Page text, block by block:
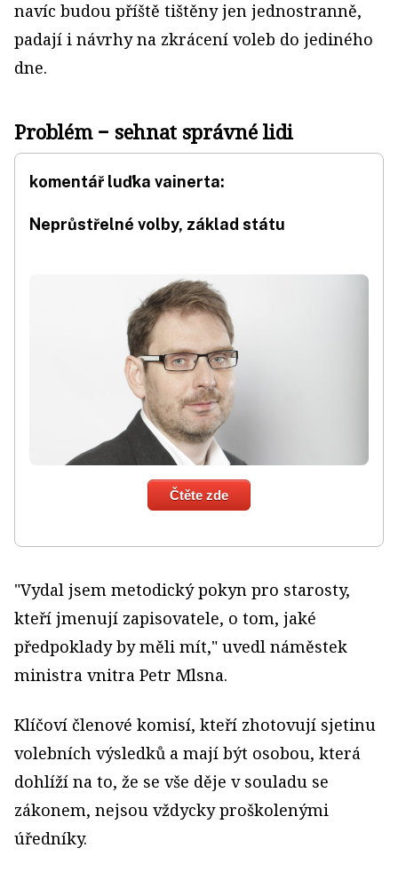
navíc budou příště tištěny jen jednostranně,
padají i návrhy na zkrácení voleb do jediného
dne.
Problém − sehnat správné lidi
komentář luďka vainerta:
Neprůstřelné volby, základ státu
Čtěte zde
"Vydal jsem metodický pokyn pro starosty,
kteří jmenují zapisovatele, o tom, jaké
předpoklady by měli mít," uvedl náměstek
ministra vnitra Petr Mlsna.
Klíčoví členové komisí, kteří zhotovují sjetinu
volebních výsledků a mají být osobou, která
dohlíží na to, že se vše děje v souladu se
zákonem, nejsou vždycky proškolenými
úředníky.